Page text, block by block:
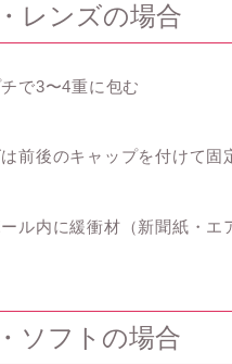
レンズの場合
で3〜4重に包む
前後のキャップを付けて固
ル内に緩衝材（新聞紙・エ
ソフトの場合